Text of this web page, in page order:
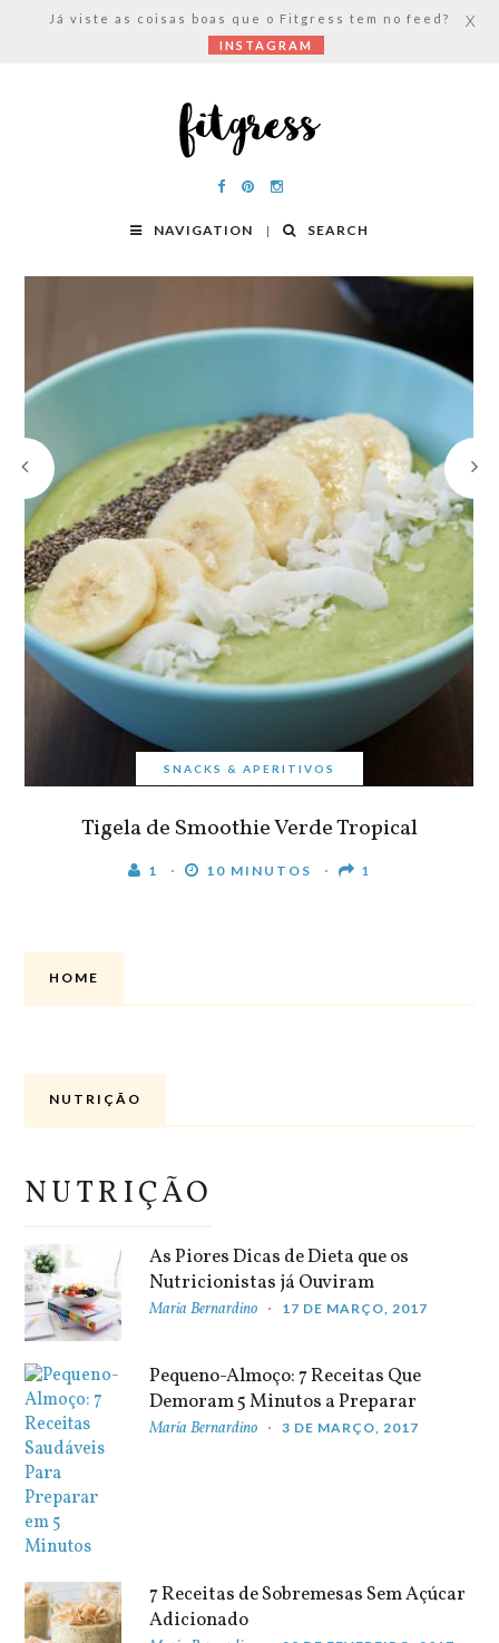
NAVIGATION SEARCH
SNACKS & APERITIVOS
Tigela de Smoothie Verde Tropical
1 10 MINUTOS 1
HOME
NUTRIÇÃO
NUTRIÇÃO
As Piores Dicas de Dieta que os
Nutricionistas já Ouviram
Maria Bernardino 17 DE MARÇO, 2017
Pequeno-Almoço: 7 Receitas Que
Demoram 5 Minutos a Preparar
Maria Bernardino 3 DE MARÇO, 2017
7 Receitas de Sobremesas Sem Açúcar
Adicionado
Já viste as coisas boas que o Fitgress tem no feed?
INSTAGRAM
X